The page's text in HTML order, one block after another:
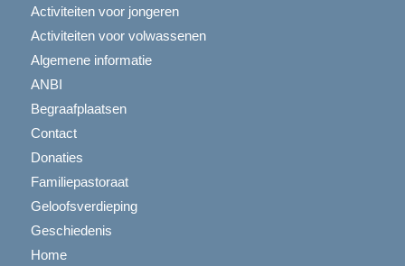
Activiteiten voor jongeren
Activiteiten voor volwassenen
Algemene informatie
ANBI
Begraafplaatsen
Contact
Donaties
Familiepastoraat
Geloofsverdieping
Geschiedenis
Home